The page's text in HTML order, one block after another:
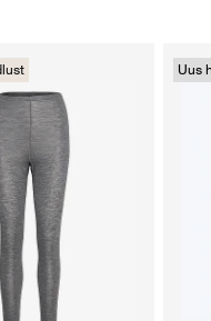
Uus